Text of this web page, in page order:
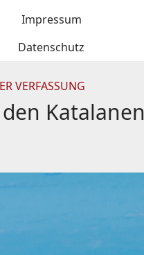
Impressum
Datenschutz
VERFASSUNG
Katalanen